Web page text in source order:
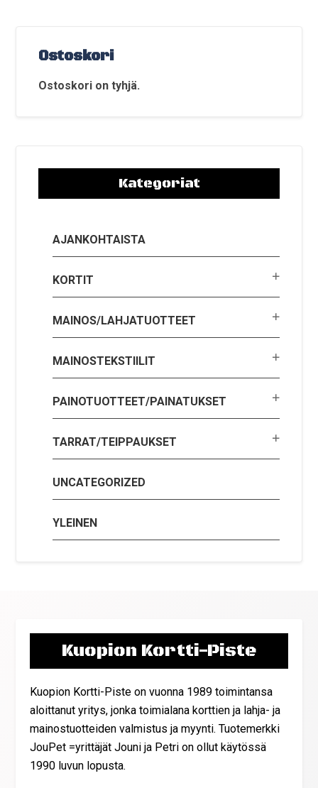
Ostoskori
Ostoskori on tyhjä.
Kategoriat
AJANKOHTAISTA
KORTIT
MAINOS/LAHJATUOTTEET
MAINOSTEKSTIILIT
PAINOTUOTTEET/PAINATUKSET
TARRAT/TEIPPAUKSET
UNCATEGORIZED
YLEINEN
Kuopion Kortti-Piste
Kuopion Kortti-Piste on vuonna 1989 toimintansa
aloittanut yritys, jonka toimialana korttien ja lahja- ja
mainostuotteiden valmistus ja myynti. Tuotemerkki
JouPet =yrittäjät Jouni ja Petri on ollut käytössä
1990 luvun lopusta.